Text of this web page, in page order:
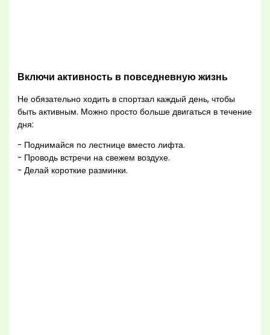
Включи активность в повседневную жизнь
Не обязательно ходить в спортзал каждый день, чтобы
быть активным. Можно просто больше двигаться в течение
дня:
- Поднимайся по лестнице вместо лифта.
- Проводь встречи на свежем воздухе.
- Делай короткие разминки.